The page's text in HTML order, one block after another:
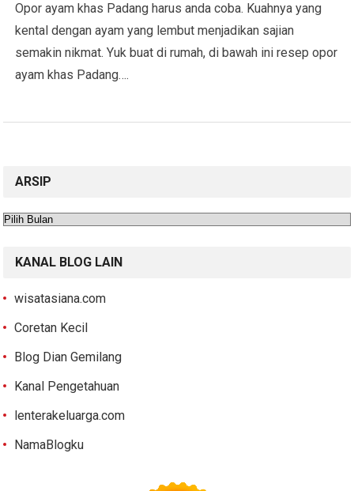
Opor ayam khas Padang harus anda coba. Kuahnya yang
kental dengan ayam yang lembut menjadikan sajian
semakin nikmat. Yuk buat di rumah, di bawah ini resep opor
ayam khas Padang….
ARSIP
Arsip
KANAL BLOG LAIN
wisatasiana.com
Coretan Kecil
Blog Dian Gemilang
Kanal Pengetahuan
lenterakeluarga.com
NamaBlogku